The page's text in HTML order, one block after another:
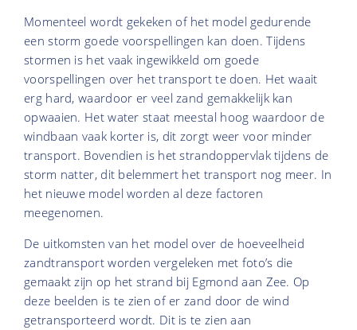
Momenteel wordt gekeken of het model gedurende
een storm goede voorspellingen kan doen. Tijdens
stormen is het vaak ingewikkeld om goede
voorspellingen over het transport te doen. Het waait
erg hard, waardoor er veel zand gemakkelijk kan
opwaaien. Het water staat meestal hoog waardoor de
windbaan vaak korter is, dit zorgt weer voor minder
transport. Bovendien is het strandoppervlak tijdens de
storm natter, dit belemmert het transport nog meer. In
het nieuwe model worden al deze factoren
meegenomen.
De uitkomsten van het model over de hoeveelheid
zandtransport worden vergeleken met foto’s die
gemaakt zijn op het strand bij Egmond aan Zee. Op
deze beelden is te zien of er zand door de wind
getransporteerd wordt. Dit is te zien aan